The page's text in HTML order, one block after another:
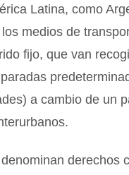
Latina, como
medios de
fijo, que van
a cambio de un
derechos